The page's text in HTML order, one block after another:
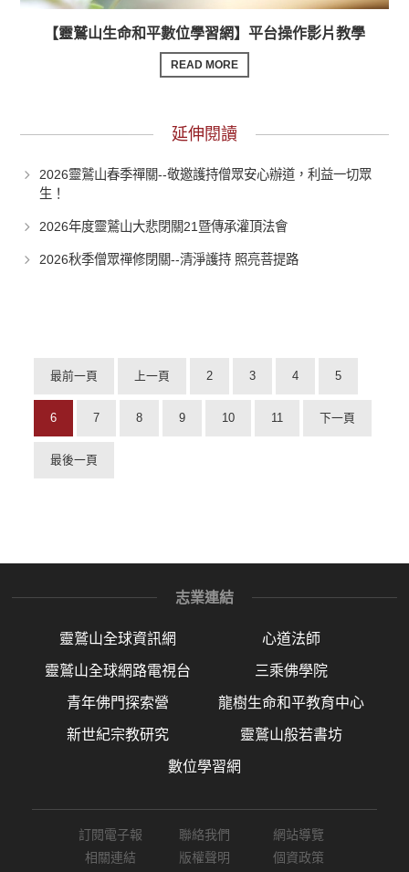
【靈鷲山生命和平數位學習網】平台操作影片教學
READ MORE
延伸閱讀
2026靈鷲山春季禪關--敬邀護持僧眾安心辦道，利益一切眾
生！
2026年度靈鷲山大悲閉關21暨傳承灌頂法會
2026秋季僧眾禪修閉關--清淨護持 照亮菩提路
最前一頁 上一頁 2 3 4 5
6 7 8 9 10 11 下一頁
最後一頁
志業連結
靈鷲山全球資訊網 心道法師
靈鷲山全球網路電視台 三乘佛學院
青年佛門探索營 龍樹生命和平教育中心
新世紀宗教研究 靈鷲山般若書坊
數位學習網
訂閱電子報 聯絡我們
網站導覽
相關連結
版權聲明 個資政策